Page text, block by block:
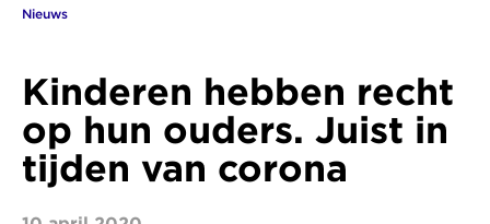
Nieuws
Kinderen hebben recht
op hun ouders. Juist in
tijden van corona